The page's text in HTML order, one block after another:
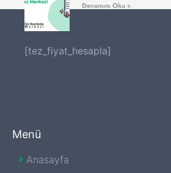
Devamını Oku »
[tez_fiyat_hesapla]
Menü
Anasayfa